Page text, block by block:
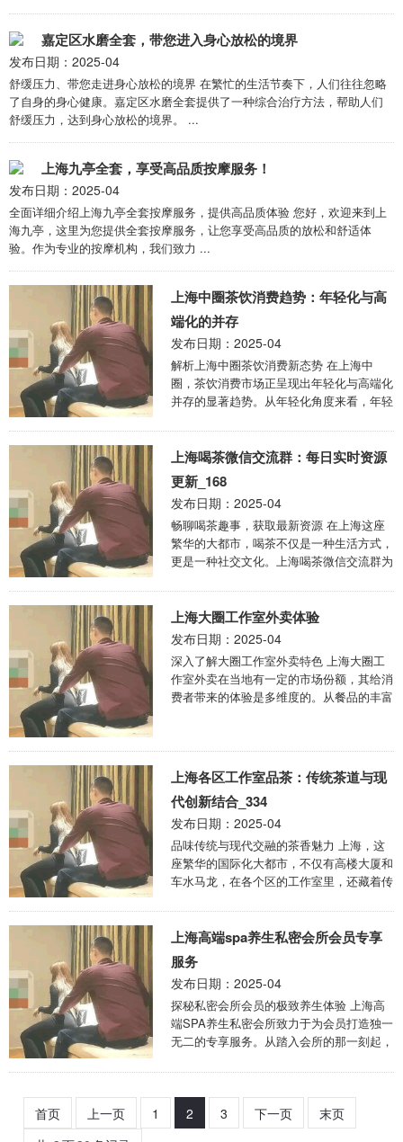
嘉定区水磨全套，带您进入身心放松的境界
发布日期：2025-04
舒缓压力、带您走进身心放松的境界 在繁忙的生活节奏下，人们往往忽略
了自身的身心健康。嘉定区水磨全套提供了一种综合治疗方法，帮助人们
舒缓压力，达到身心放松的境界。 ...
上海九亭全套，享受高品质按摩服务！
发布日期：2025-04
全面详细介绍上海九亭全套按摩服务，提供高品质体验 您好，欢迎来到上
海九亭，这里为您提供全套按摩服务，让您享受高品质的放松和舒适体
验。作为专业的按摩机构，我们致力 ...
上海中圈茶饮消费趋势：年轻化与高
端化的并存
发布日期：2025-04
解析上海中圈茶饮消费新态势 在上海中
圈，茶饮消费市场正呈现出年轻化与高端化
并存的显著趋势。从年轻化角度来看，年轻
时尚、个性 ...
上海喝茶微信交流群：每日实时资源
更新_168
发布日期：2025-04
畅聊喝茶趣事，获取最新资源 在上海这座
繁华的大都市，喝茶不仅是一种生活方式，
更是一种社交文化。上海喝茶微信交流群为
每日进行 ...
上海大圈工作室外卖体验
发布日期：2025-04
深入了解大圈工作室外卖特色 上海大圈工
作室外卖在当地有一定的市场份额，其给消
费者带来的体验是多维度的。从餐品的丰富
上海各区工作室品茶：传统茶道与现
代创新结合_334
发布日期：2025-04
品味传统与现代交融的茶香魅力 上海，这
座繁华的国际化大都市，不仅有高楼大厦和
车水马龙，在各个区的工作室里，还藏着传
在黄浦区 ...
上海高端spa养生私密会所会员专享
服务
发布日期：2025-04
探秘私密会所会员的极致养生体验 上海高
端SPA养生私密会所致力于为会员打造独一
无二的专享服务。从踏入会所的那一刻起，
围。会所 ...
首页 上一页 1 2 3 下一页
末页